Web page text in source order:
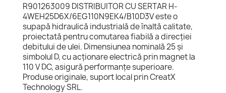
R901263009 DISTRIBUITOR CU SERTAR H-
4WEH25D6X/6EG110N9EK4/B10D3V este o
supapă hidraulică industrială de înaltă calitate,
proiectată pentru comutarea fiabilă a direcției
debitului de ulei. Dimensiunea nominală 25 și
simbolul D, cu acționare electrică prin magnet la
110 V DC, asigură performanțe superioare.
Produse originale, suport local prin CreatX
Technology SRL.